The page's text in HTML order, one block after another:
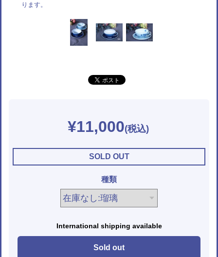
ります。
¥11,000
SOLD OUT
種類
International shipping available
Sold out